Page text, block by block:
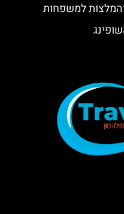
למשפחות